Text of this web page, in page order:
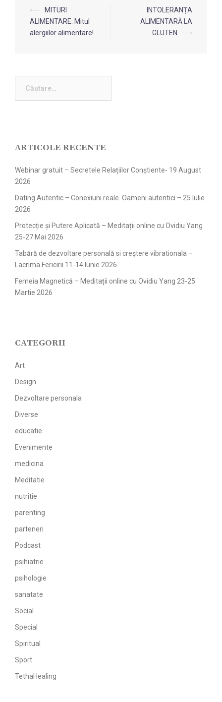
Navigare
în
articol
⟵
MITURI
ALIMENTARE: Mitul
alergiilor alimentare!
INTOLERANȚA
ALIMENTARĂ LA
GLUTEN
⟶
după:
ARTICOLE RECENTE
Webinar gratuit – Secretele Relațiilor Conștiente- 19 August
2026
Dating Autentic – Conexiuni reale. Oameni autentici – 25 Iulie
2026
Protecție și Putere Aplicată – Meditații online cu Ovidiu Yang
25-27 Mai 2026
Tabără de dezvoltare personală si creștere vibrationala –
Lacrima Fericirii 11-14 Iunie 2026
Femeia Magnetică – Meditații online cu Ovidiu Yang 23-25
Martie 2026
CATEGORII
Art
Design
Dezvoltare personala
Diverse
educatie
Evenimente
medicina
Meditatie
nutritie
parenting
parteneri
Podcast
psihiatrie
psihologie
sanatate
Social
Special
Spiritual
Sport
TethaHealing